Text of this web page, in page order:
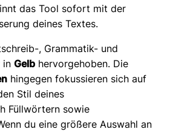
das Tool sofort mit der
deines Textes.
, Grammatik- und
in Gelb hervorgehoben. Die
hingegen fokussieren sich auf
Stil deines
Füllwörtern sowie
du eine größere Auswahl an